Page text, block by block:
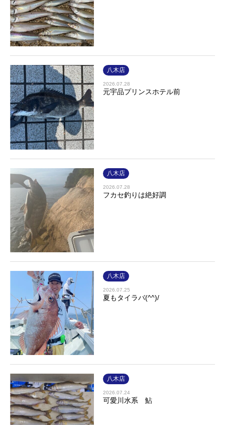
八木店
2026.07.28
元宇品プリンスホテル前
八木店
2026.07.28
フカセ釣りは絶好調
八木店
2026.07.25
夏もタイラバ(^^)/
八木店
2026.07.24
可愛川水系 鮎